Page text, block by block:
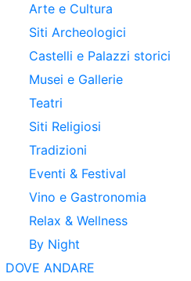
Arte e Cultura
Siti Archeologici
Castelli e Palazzi storici
Musei e Gallerie
Teatri
Siti Religiosi
Tradizioni
Eventi & Festival
Vino e Gastronomia
Relax & Wellness
By Night
DOVE ANDARE